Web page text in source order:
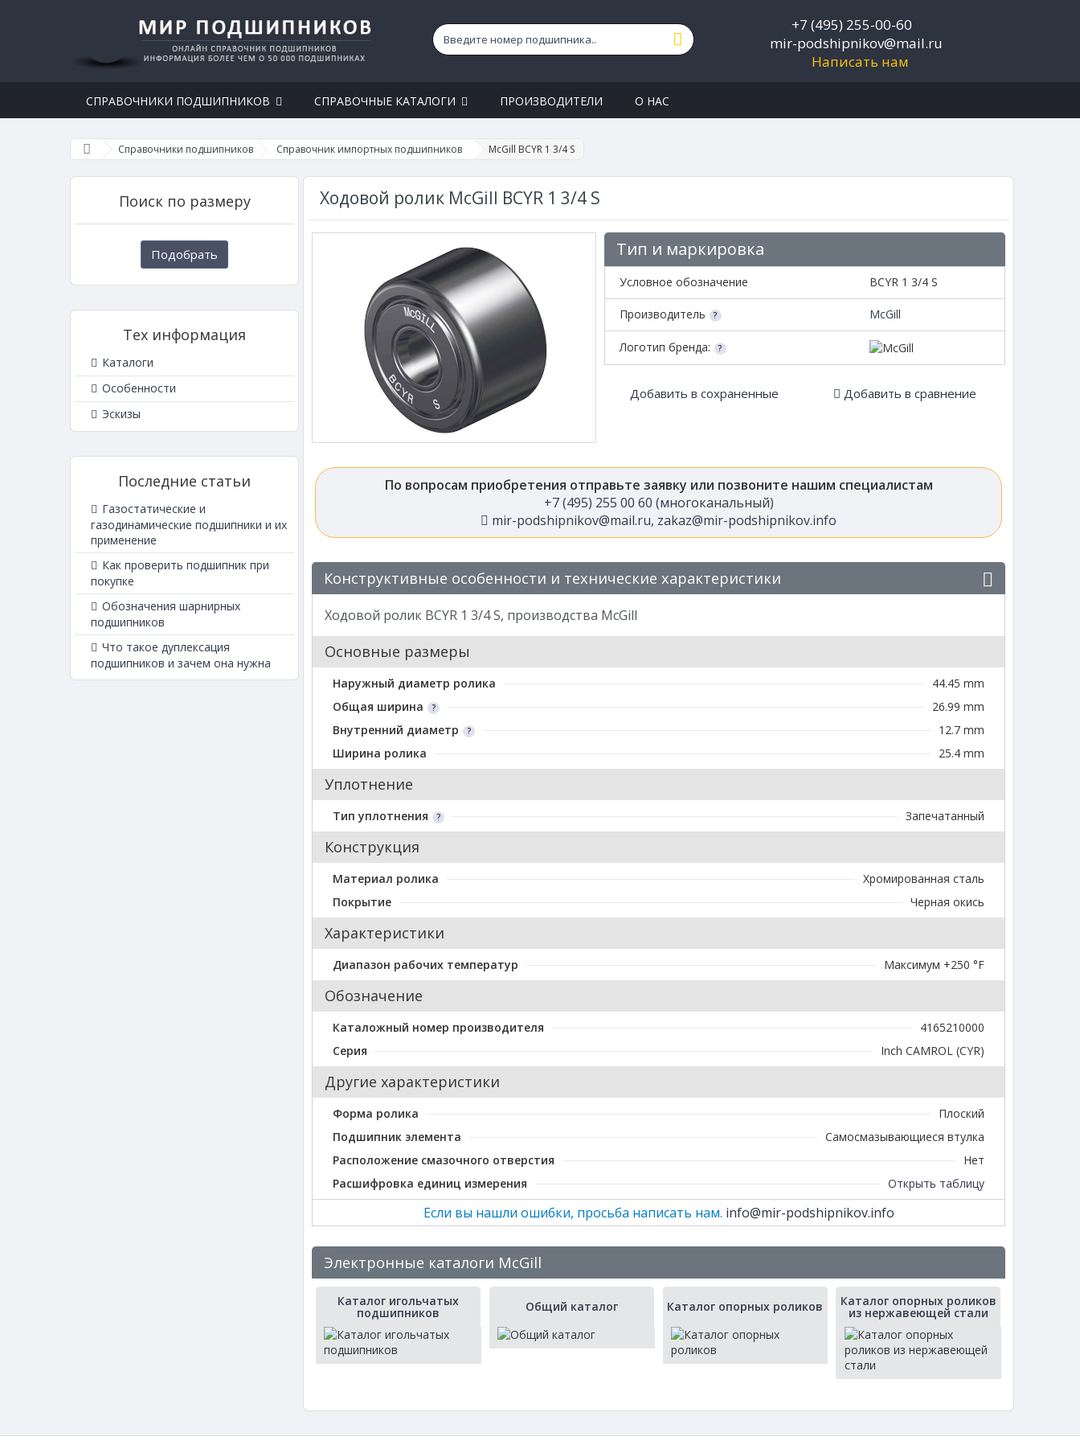
+7 (495) 255-00-60
mir-podshipnikov@mail.ru
Написать нам
СПРАВОЧНИКИ ПОДШИПНИКОВ СПРАВОЧНЫЕ КАТАЛОГИ ПРОИЗВОДИТЕЛИ О НАС
Справочники подшипников Справочник импортных подшипников McGill BCYR 1 3/4 S
Поиск по размеру
Подобрать
Тех информация
Каталоги
Особенности
Эскизы
Последние статьи
Газостатические и
газодинамические подшипники и их
применение
Как проверить подшипник при
покупке
Обозначения шарнирных
подшипников
Что такое дуплексация
подшипников и зачем она нужна
Ходовой ролик McGill BCYR 1 3/4 S
Тип и маркировка
Условное обозначение BCYR 1 3/4 S
Производитель McGill
Логотип бренда:
Добавить в сохраненные Добавить в сравнение
По вопросам приобретения отправьте заявку или позвоните нашим специалистам
+7 (495) 255 00 60 (многоканальный)
mir-podshipnikov@mail.ru, zakaz@mir-podshipnikov.info
Конструктивные особенности и технические характеристики
Ходовой ролик BCYR 1 3/4 S, производства McGill
Основные размеры
Наружный диаметр ролика
44.45 mm
Общая ширина
26.99 mm
Внутренний диаметр
12.7 mm
Ширина ролика
25.4 mm
Уплотнение
Тип уплотнения Запечатанный
Конструкция
Материал ролика
Хромированная сталь
Покрытие
Черная окись
Характеристики
Диапазон рабочих температур Максимум +250 °F
Обозначение
Каталожный номер производителя
4165210000
Серия
Inch CAMROL (CYR)
Другие характеристики
Форма ролика
Плоский
Подшипник элемента
Самосмазывающиеся втулка
Расположение смазочного отверстия
Нет
Расшифровка единиц измерения
Открыть таблицу
Если вы нашли ошибки, просьба написать нам. info@mir-podshipnikov.info
Электронные каталоги McGill
Каталог игольчатых
подшипников Общий каталог Каталог опорных роликов Каталог опорных роликов
из нержавеющей стали